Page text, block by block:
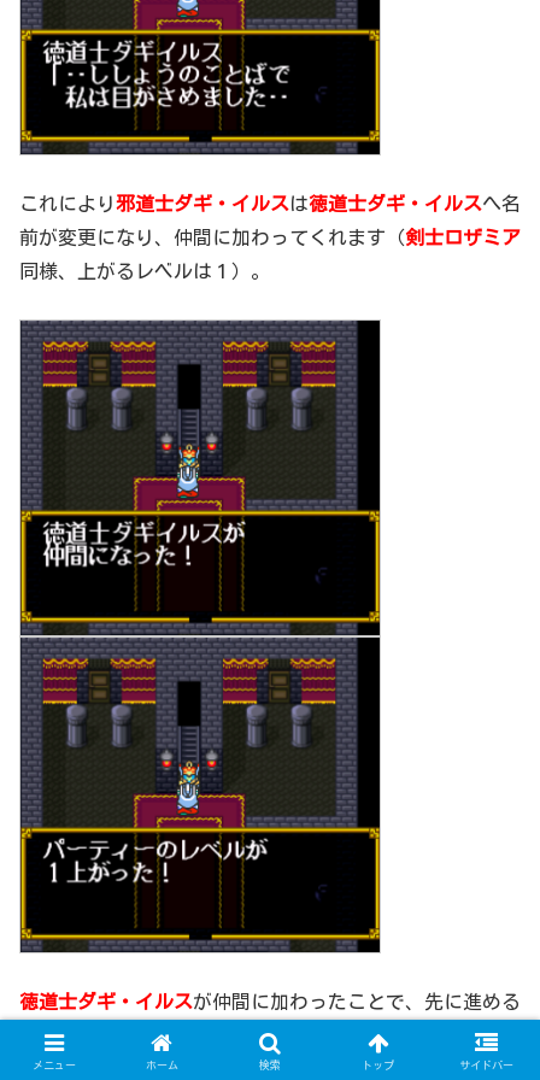
これにより邪道士ダギ・イルスは徳道士ダギ・イルスへ名
前が変更になり、仲間に加わってくれます（剣士ロザミア
同様、上がるレベルは１）。
徳道士ダギ・イルスが仲間に加わったことで、先に進める
ようになります。
更に奥へ向かうと敵の襲撃を受けるイベントが発生し、次
メニュー ホーム 検索 トップ サイドバー